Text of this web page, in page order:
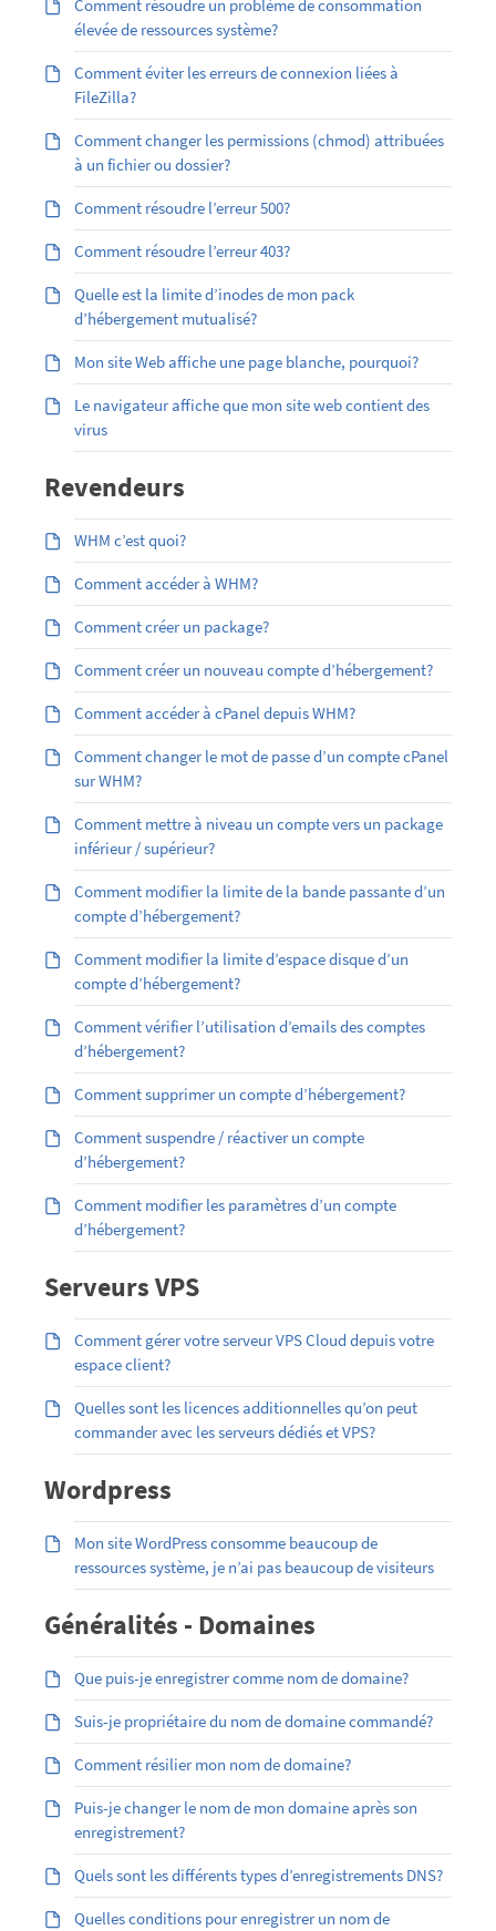
Comment résoudre un problème de consommation
élevée de ressources système?
Comment éviter les erreurs de connexion liées à
FileZilla?
Comment changer les permissions (chmod) attribuées
à un fichier ou dossier?
Comment résoudre l’erreur 500?
Comment résoudre l’erreur 403?
Quelle est la limite d’inodes de mon pack
d’hébergement mutualisé?
Mon site Web affiche une page blanche, pourquoi?
Le navigateur affiche que mon site web contient des
virus
Revendeurs
WHM c’est quoi?
Comment accéder à WHM?
Comment créer un package?
Comment créer un nouveau compte d’hébergement?
Comment accéder à cPanel depuis WHM?
Comment changer le mot de passe d’un compte cPanel
sur WHM?
Comment mettre à niveau un compte vers un package
inférieur / supérieur?
Comment modifier la limite de la bande passante d’un
compte d’hébergement?
Comment modifier la limite d’espace disque d’un
compte d’hébergement?
Comment vérifier l’utilisation d’emails des comptes
d’hébergement?
Comment supprimer un compte d’hébergement?
Comment suspendre / réactiver un compte
d’hébergement?
Comment modifier les paramètres d’un compte
d’hébergement?
Serveurs VPS
Comment gérer votre serveur VPS Cloud depuis votre
espace client?
Quelles sont les licences additionnelles qu’on peut
commander avec les serveurs dédiés et VPS?
Wordpress
Mon site WordPress consomme beaucoup de
ressources système, je n’ai pas beaucoup de visiteurs
Généralités - Domaines
Que puis-je enregistrer comme nom de domaine?
Suis-je propriétaire du nom de domaine commandé?
Comment résilier mon nom de domaine?
Puis-je changer le nom de mon domaine après son
enregistrement?
Quels sont les différents types d’enregistrements DNS?
Quelles conditions pour enregistrer un nom de